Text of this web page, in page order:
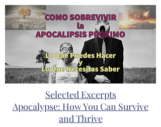
Selected Excerpts
Apocalypse: How You Can Survive
and Thrive